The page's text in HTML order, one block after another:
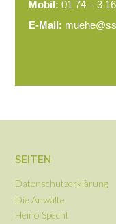
Mobil: 01 74 – 3
E-Mail:
SEITEN
Datenschutzerklärung
Die Anwälte
Heino Specht